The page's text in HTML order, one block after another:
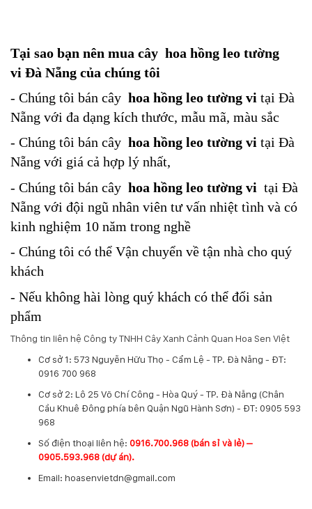
Tại sao bạn nên mua cây hoa hồng leo tường
vi Đà Nẵng của chúng tôi
- Chúng tôi bán cây hoa hồng leo tường vi tại Đà
Nẵng với đa dạng kích thước, mẫu mã, màu sắc
- Chúng tôi bán cây hoa hồng leo tường vi tại Đà
Nẵng với giá cả hợp lý nhất,
- Chúng tôi bán cây hoa hồng leo tường vi tại Đà
Nẵng với đội ngũ nhân viên tư vấn nhiệt tình và có
kinh nghiệm 10 năm trong nghề
- Chúng tôi có thể Vận chuyển về tận nhà cho quý
khách
- Nếu không hài lòng quý khách có thể đổi sản
phẩm
Thông tin liên hệ Công ty TNHH Cây Xanh Cảnh Quan Hoa Sen Việt
Cơ sở 1: 573 Nguyễn Hữu Thọ - Cẩm Lệ - TP. Đà Nẵng - ĐT:
0916 700 968
Cơ sở 2: Lô 25 Võ Chí Công - Hòa Quý - TP. Đà Nẵng (Chân
Cầu Khuê Đông phía bên Quận Ngũ Hành Sơn) - ĐT: 0905 593
968
​Số điện thoại liên hệ: 0916.700.968 (bán sỉ và lẻ) –
0905.593.968 (dự án).
Email: hoasenvietdn@gmail.com